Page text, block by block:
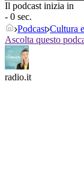
Il podcast inizia in
- 0 sec.
Podcast Cultura
Ascolta questo
radio.it